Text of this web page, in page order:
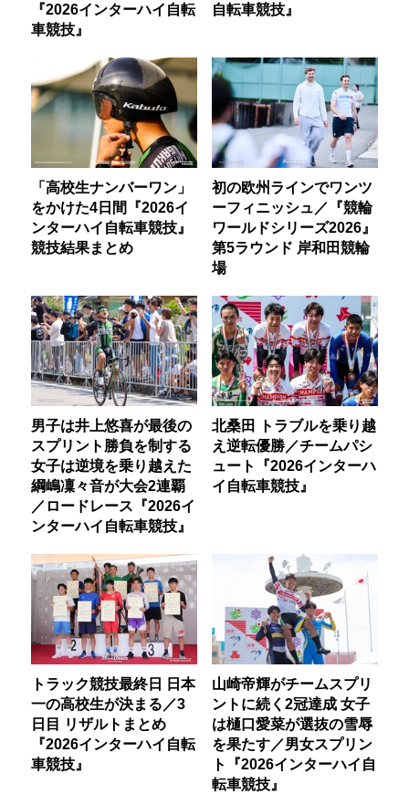
『2026インターハイ自転
車競技』
自転車競技』
「高校生ナンバーワン」
をかけた4日間『2026イ
ンターハイ自転車競技』
競技結果まとめ
初の欧州ラインでワンツ
ーフィニッシュ／『競輪
ワールドシリーズ2026』
第5ラウンド 岸和田競輪
場
男子は井上悠喜が最後の
スプリント勝負を制する
女子は逆境を乗り越えた
綱嶋凜々音が大会2連覇
／ロードレース『2026イ
ンターハイ自転車競技』
北桑田 トラブルを乗り越
え逆転優勝／チームパシ
ュート『2026インターハ
イ自転車競技』
トラック競技最終日 日本
一の高校生が決まる／3
日目 リザルトまとめ
『2026インターハイ自転
車競技』
山崎帝輝がチームスプリ
ントに続く2冠達成 女子
は樋口愛菜が選抜の雪辱
を果たす／男女スプリン
ト『2026インターハイ自
転車競技』